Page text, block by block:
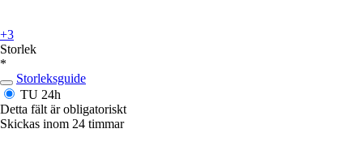
+3
Storlek
*
Storleksguide
TU 24h
Detta fält är obligatoriskt
Skickas inom 24 timmar